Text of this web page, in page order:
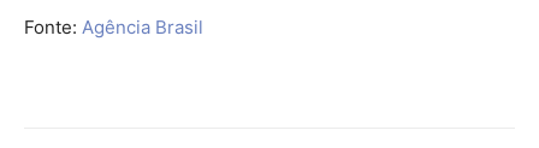
Fonte: Agência Brasil